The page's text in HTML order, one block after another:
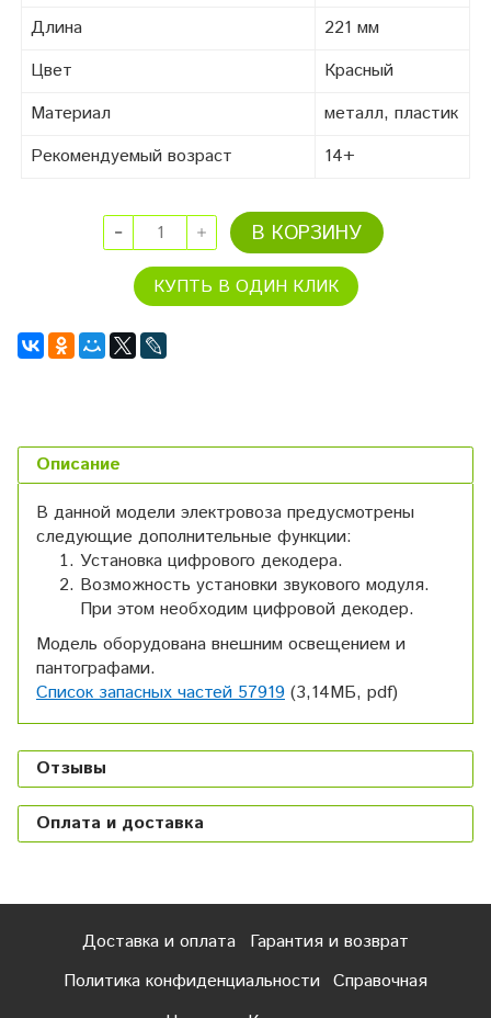
Длина
221 мм
Цвет
Красный
Материал
металл, пластик
Рекомендуемый возраст
14+
В КОРЗИНУ
КУПТЬ В ОДИН КЛИК
Описание
В данной модели электровоза предусмотрены
следующие дополнительные функции:
Установка цифрового декодера.
Возможность установки звукового модуля.
При этом необходим цифровой декодер.
Модель оборудована внешним освещением и
пантографами.
Список запасных частей 57919 (3,14МБ, pdf)
Отзывы
Оплата и доставка
Доставка и оплата
Гарантия и возврат
Политика конфиденциальности Справочная